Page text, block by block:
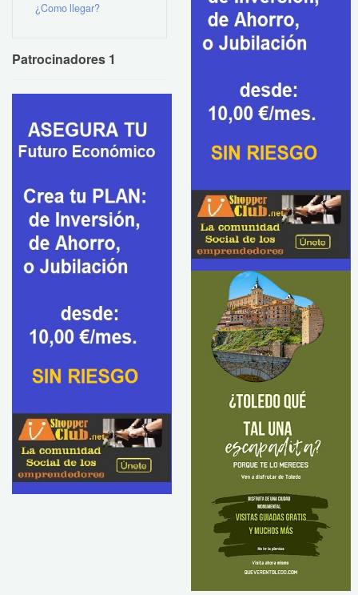
¿Como llegar?
Patrocinadores 1